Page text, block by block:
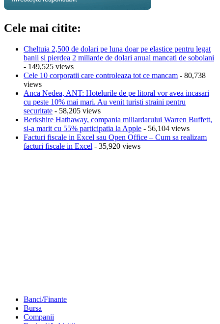
Cele mai citite:
Cheltuia 2,500 de dolari pe luna doar pe elastice pentru legat
banii si pierdea 2 miliarde de dolari anual mancati de sobolani
- 149,525 views
Cele 10 corporatii care controleaza tot ce mancam - 80,738
views
Anca Nedea, ANT: Hotelurile de pe litoral vor avea incasari
cu peste 10% mai mari. Au venit turisti straini pentru
securitate - 58,205 views
Berkshire Hathaway, compania miliardarului Warren Buffett,
si-a marit cu 55% participatia la Apple - 56,104 views
Facturi fiscale in Excel sau Open Office – Cum sa realizam
facturi fiscale in Excel - 35,920 views
Banci/Finante
Bursa
Companii